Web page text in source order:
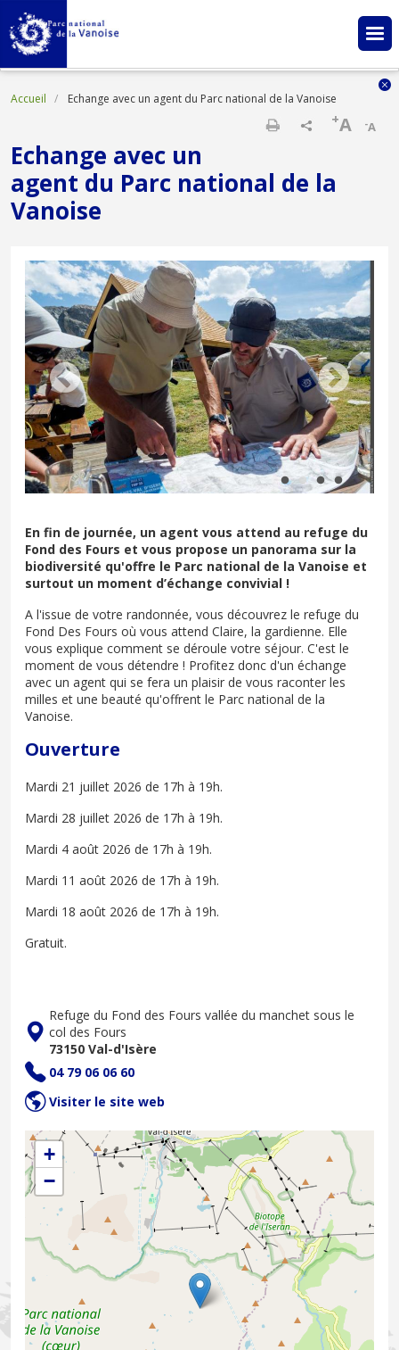
Aller au contenu principal
Fil d'Ariane
Accueil Echange avec un agent du Parc national de la Vanoise
-A
+A
Echange avec un
agent du Parc national de la
Vanoise
En fin de journée, un agent vous attend au refuge du
Fond des Fours et vous propose un panorama sur la
biodiversité qu'offre le Parc national de la Vanoise et
surtout un moment d’échange convivial !
A l'issue de votre randonnée, vous découvrez le refuge du
Fond Des Fours où vous attend Claire, la gardienne. Elle
vous explique comment se déroule votre séjour. C'est le
moment de vous détendre ! Profitez donc d'un échange
avec un agent qui se fera un plaisir de vous raconter les
milles et une beauté qu'offrent le Parc national de la
Vanoise.
Ouverture
Mardi 21 juillet 2026 de 17h à 19h.
Mardi 28 juillet 2026 de 17h à 19h.
Mardi 4 août 2026 de 17h à 19h.
Mardi 11 août 2026 de 17h à 19h.
Mardi 18 août 2026 de 17h à 19h.
Gratuit.
Refuge du Fond des Fours vallée du manchet sous le
col des Fours
73150 Val-d'Isère
04 79 06 06 60
Visiter le site web
+
−